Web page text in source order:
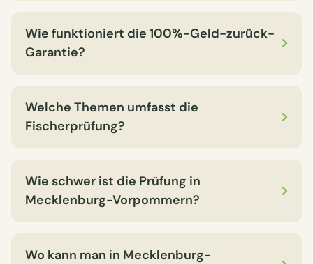
Wie funktioniert die 100%-Geld-zurück-
Garantie?
Welche Themen umfasst die
Fischerprüfung?
Wie schwer ist die Prüfung in
Mecklenburg-Vorpommern?
Wo kann man in Mecklenburg-